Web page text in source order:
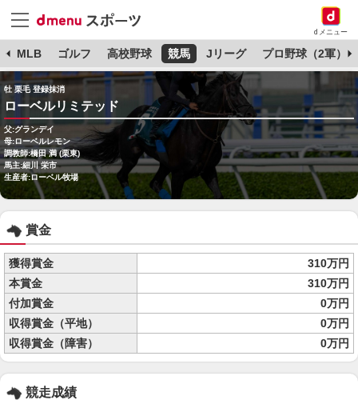
dメニュー
MLB ゴルフ 高校野球 競馬 Jリーグ プロ野球（2軍）
牡 栗毛 登録抹消
ローベルリミテッド
父:グランデイ
母:ローベルレモン
調教師:橋田 満 (栗東)
馬主:細川 栄市
生産者:ローベル牧場
賞金
獲得賞金
310万円
本賞金
310万円
付加賞金
0万円
収得賞金（平地）
0万円
収得賞金（障害）
0万円
競走成績